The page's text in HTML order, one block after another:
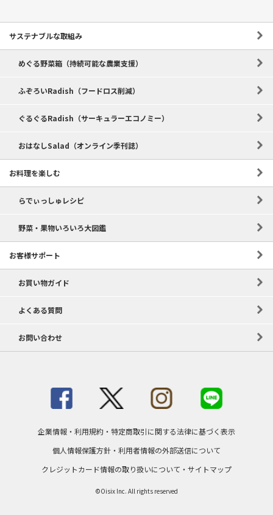
サステナブルな取組み
めぐる野菜箱（持続可能な農業支援）
ふぞろいRadish（フードロス削減）
ぐるぐるRadish（サーキュラーエコノミー）
おはなしSalad（オンライン季刊誌）
お料理を楽しむ
らでぃっしゅレシピ
野菜・果物いろいろ大図鑑
お客様サポート
お買い物ガイド
よくある質問
お問い合わせ
企業情報 ・ 利用規約 ・ 特定商取引に関する法律に基づく表示
個人情報保護方針 ・ 利用者情報の外部送信について
クレジットカード情報の取り扱いについて ・ サイトマップ
©Oisix Inc. All rights reserved